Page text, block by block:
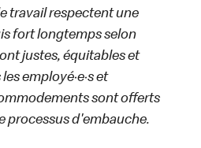
travail respectent une
fort longtemps selon
justes, équitables et
employé·e·s et
sont offerts
processus d'embauche.